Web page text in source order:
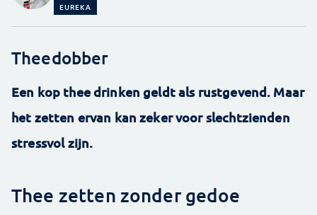
EUREKA
Theedobber
Een kop thee drinken geldt als rustgevend. Maar
het zetten ervan kan zeker voor slechtzienden
stressvol zijn.
Thee zetten zonder gedoe